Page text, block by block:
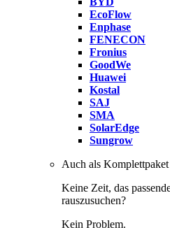
EcoFlow
Enphase
FENECON
Fronius
GoodWe
Huawei
Kostal
SAJ
SMA
SolarEdge
Sungrow
Auch als Komplettpaket
Keine Zeit, das
rauszusuchen?
Kein Problem.